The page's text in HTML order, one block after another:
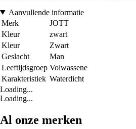
Aanvullende informatie
Merk
JOTT
Kleur
zwart
Kleur
Zwart
Geslacht
Man
Leeftijdsgroep Volwassene
Karakteristiek Waterdicht
Loading...
Loading...
Al onze merken